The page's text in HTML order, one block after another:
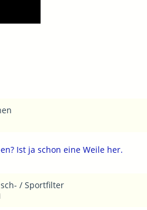
Ist ja schon eine Weile her.
/ Sportfilter